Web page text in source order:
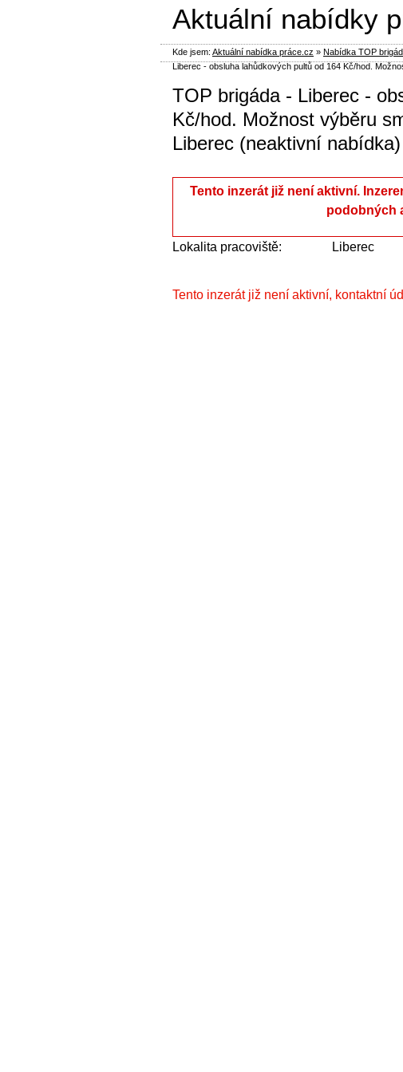
TOP brigáda - Liberec -
Kč/hod. Možnost výběru
Liberec (neaktivní nabídka)
Tento inzerát již není aktivní.
podobných
Lokalita pracoviště: Liberec
Tento inzerát již není aktivní, kontaktní
Aktuální nabídky
Kde jsem: Aktuální nabídka práce.cz » Nabídka TOP
Liberec - obsluha lahůdkových pultů od 164 Kč/hod.